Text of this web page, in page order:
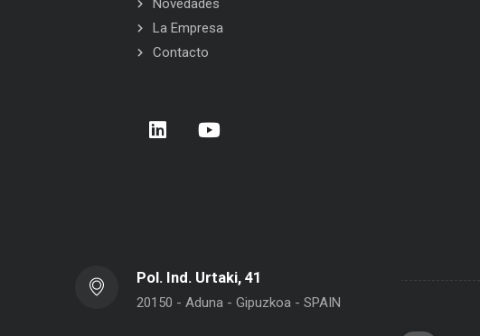
Novedades
La Empresa
Contacto
Pol. Ind. Urtaki, 41
20150 - Aduna - Gipuzkoa - SPAIN